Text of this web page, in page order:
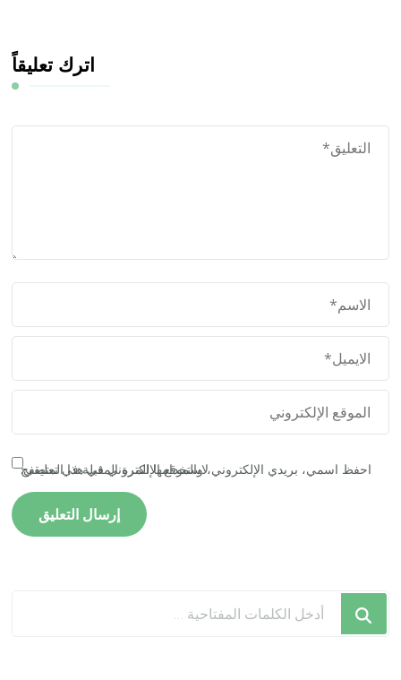
اترك تعليقاً
احفظ اسمي، بريدي الإلكتروني، والموقع الإلكتروني في هذا المتصفح لاستخدامها المرة المقبلة في تعليقي.
تبحث